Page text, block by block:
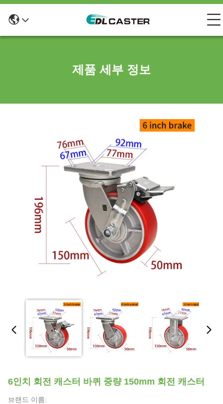
제품 세부 정보
6인치 회전 캐스터 바퀴 중량 150mm 회전 캐스터
브랜드 이름: